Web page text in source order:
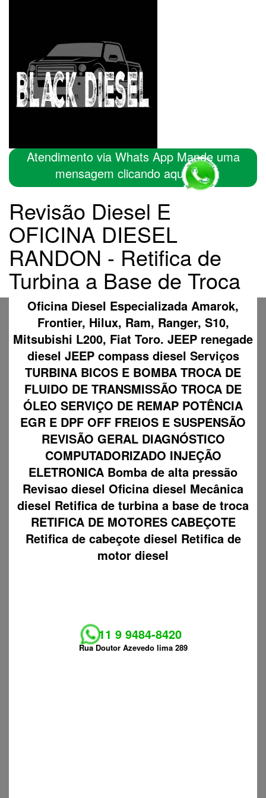
Atendimento via Whats App Mande uma
mensagem clicando aqui
Revisão Diesel E
OFICINA DIESEL
RANDON - Retifica de
Turbina a Base de Troca
Oficina Diesel Especializada Amarok,
Frontier, Hilux, Ram, Ranger, S10,
Mitsubishi L200, Fiat Toro. JEEP renegade
diesel JEEP compass diesel Serviços
TURBINA BICOS E BOMBA TROCA DE
FLUIDO DE TRANSMISSÃO TROCA DE
ÓLEO SERVIÇO DE REMAP POTÊNCIA
EGR E DPF OFF FREIOS E SUSPENSÃO
REVISÃO GERAL DIAGNÓSTICO
COMPUTADORIZADO INJEÇÃO
ELETRONICA Bomba de alta pressão
Revisao diesel Oficina diesel Mecânica
diesel Retifica de turbina a base de troca
RETIFICA DE MOTORES CABEÇOTE
Retifica de cabeçote diesel Retifica de
motor diesel
11 9 9484-8420
Rua Doutor Azevedo lima 289